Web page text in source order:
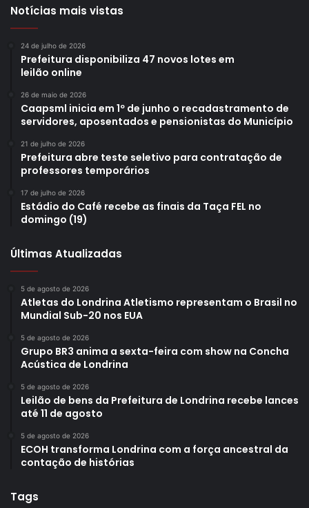
Notícias mais vistas
24 de julho de 2026
Prefeitura disponibiliza 47 novos lotes em
leilão online
26 de maio de 2026
Caapsml inicia em 1º de junho o recadastramento de
servidores, aposentados e pensionistas do Município
21 de julho de 2026
Prefeitura abre teste seletivo para contratação de
professores temporários
17 de julho de 2026
Estádio do Café recebe as finais da Taça FEL no
domingo (19)
Últimas Atualizadas
5 de agosto de 2026
Atletas do Londrina Atletismo representam o Brasil no
Mundial Sub-20 nos EUA
5 de agosto de 2026
Grupo BR3 anima a sexta-feira com show na Concha
Acústica de Londrina
5 de agosto de 2026
Leilão de bens da Prefeitura de Londrina recebe lances
até 11 de agosto
5 de agosto de 2026
ECOH transforma Londrina com a força ancestral da
contação de histórias
Tags